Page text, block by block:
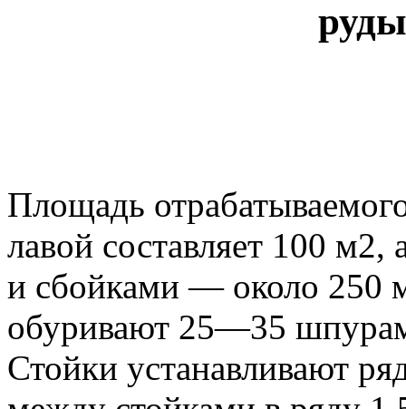
Площадь
лавой составляет 100
и сбойками — около 250
обуривают 25—35
Стойки устанавливают